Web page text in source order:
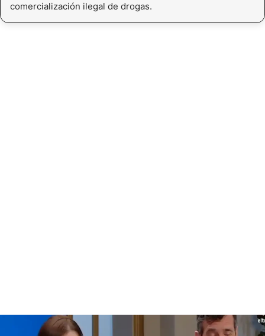
comercialización ilegal de drogas.